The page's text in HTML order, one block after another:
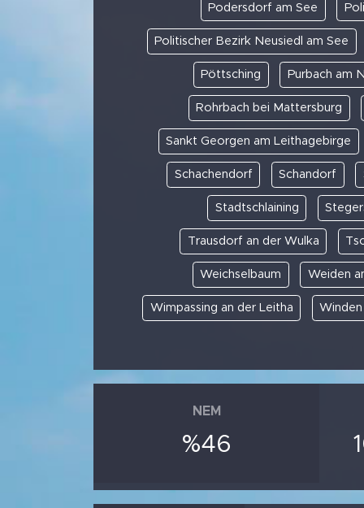
Podersdorf am See
Politischer Bezirk Neusiedl am See
Pöttsching Purbach am
Rohrbach bei Mattersburg
Sankt Georgen am Leithagebirge
Schachendorf Schandorf
Stadtschlaining
Trausdorf an der Wulka
Weichselbaum Weiden
Wimpassing an der Leitha
NEM
%46